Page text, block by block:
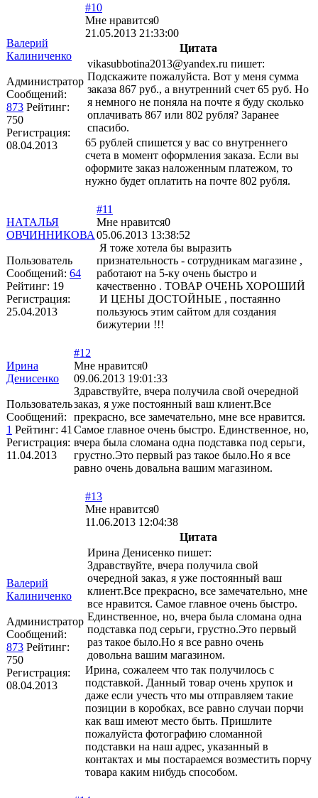
Валерий
Калиниченко
Администратор
Сообщений:
873 Рейтинг:
750
Регистрация:
08.04.2013
#10
Мне нравится0
21.05.2013 21:33:00
Цитата
vikasubbotina2013@yandex.ru пишет:
Подскажите пожалуйста. Вот у меня сумма
заказа 867 руб., а внутренний счет 65 руб. Но
я немного не поняла на почте я буду сколько
оплачивать 867 или 802 рубля? Заранее
спасибо.
65 рублей спишется у вас со внутреннего
счета в момент оформления заказа. Если вы
оформите заказ наложенным платежом, то
нужно будет оплатить на почте 802 рубля.
НАТАЛЬЯ
ОВЧИННИКОВА
Пользователь
Сообщений: 64
Рейтинг: 19
Регистрация:
25.04.2013
#11
Мне нравится0
05.06.2013 13:38:52
Я тоже хотела бы выразить
признательность - сотрудникам магазине ,
работают на 5-ку очень быстро и
качественно . ТОВАР ОЧЕНЬ ХОРОШИЙ
И ЦЕНЫ ДОСТОЙНЫЕ , постаянно
пользуюсь этим сайтом для создания
бижутерии !!!
Ирина
Денисенко
Пользователь
Сообщений:
1 Рейтинг: 41
Регистрация:
11.04.2013
#12
Мне нравится0
09.06.2013 19:01:33
Здравствуйте, вчера получила свой очередной
заказ, я уже постоянный ваш клиент.Все
прекрасно, все замечательно, мне все нравится.
Самое главное очень быстро. Единственное, но,
вчера была сломана одна подставка под серьги,
грустно.Это первый раз такое было.Но я все
равно очень довальна вашим магазином.
Валерий
Калиниченко
Администратор
Сообщений:
873 Рейтинг:
750
Регистрация:
08.04.2013
#13
Мне нравится0
11.06.2013 12:04:38
Цитата
Ирина Денисенко пишет:
Здравствуйте, вчера получила свой
очередной заказ, я уже постоянный ваш
клиент.Все прекрасно, все замечательно, мне
все нравится. Самое главное очень быстро.
Единственное, но, вчера была сломана одна
подставка под серьги, грустно.Это первый
раз такое было.Но я все равно очень
довольна вашим магазином.
Ирина, сожалеем что так получилось с
подставкой. Данный товар очень хрупок и
даже если учесть что мы отправляем такие
позиции в коробках, все равно случаи порчи
как ваш имеют место быть. Пришлите
пожалуйста фотографию сломанной
подставки на наш адрес, указанный в
контактах и мы постараемся возместить порчу
товара каким нибудь способом.